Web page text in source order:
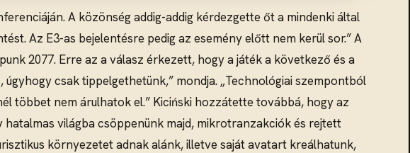
A közönség addig-addig kérdezgette őt a mindenki által
Az E3-as bejelentésre pedig az esemény előtt nem kerül sor.” A
2077. Erre az a válasz érkezett, hogy a játék a következő és a
csak tippelgethetünk,” mondja. „Technológiai szempontból
többet nem árulhatok el.” Kiciński hozzátette továbbá, hogy az
világba csöppenünk majd, mikrotranzakciók és rejtett
környezetet adnak alánk, illetve saját avatart kreálhatunk,